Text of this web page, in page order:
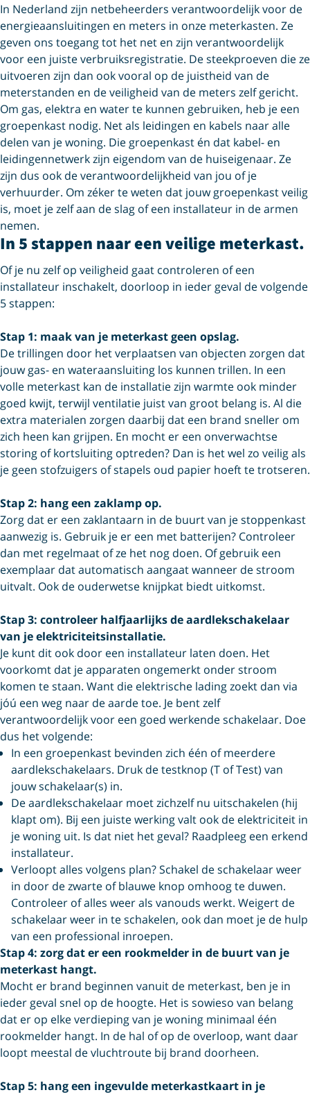
In Nederland zijn netbeheerders verantwoordelijk voor de
energieaansluitingen en meters in onze meterkasten. Ze
geven ons toegang tot het net en zijn verantwoordelijk
voor een juiste verbruiksregistratie. De steekproeven die ze
uitvoeren zijn dan ook vooral op de juistheid van de
meterstanden en de veiligheid van de meters zelf gericht.
Om gas, elektra en water te kunnen gebruiken, heb je een
groepenkast nodig. Net als leidingen en kabels naar alle
delen van je woning. Die groepenkast én dat kabel- en
leidingennetwerk zijn eigendom van de huiseigenaar. Ze
zijn dus ook de verantwoordelijkheid van jou of je
verhuurder. Om zéker te weten dat jouw groepenkast veilig
is, moet je zelf aan de slag of een installateur in de armen
nemen.
In 5 stappen naar een veilige meterkast.
Of je nu zelf op veiligheid gaat controleren of een
installateur inschakelt, doorloop in ieder geval de volgende
5 stappen:
Stap 1: maak van je meterkast geen opslag.
De trillingen door het verplaatsen van objecten zorgen dat
jouw gas- en wateraansluiting los kunnen trillen. In een
volle meterkast kan de installatie zijn warmte ook minder
goed kwijt, terwijl ventilatie juist van groot belang is. Al die
extra materialen zorgen daarbij dat een brand sneller om
zich heen kan grijpen. En mocht er een onverwachtse
storing of kortsluiting optreden? Dan is het wel zo veilig als
je geen stofzuigers of stapels oud papier hoeft te trotseren.
Stap 2: hang een zaklamp op.
Zorg dat er een zaklantaarn in de buurt van je stoppenkast
aanwezig is. Gebruik je er een met batterijen? Controleer
dan met regelmaat of ze het nog doen. Of gebruik een
exemplaar dat automatisch aangaat wanneer de stroom
uitvalt. Ook de ouderwetse knijpkat biedt uitkomst.
Stap 3: controleer halfjaarlijks de aardlekschakelaar
van je elektriciteitsinstallatie.
Je kunt dit ook door een installateur laten doen. Het
voorkomt dat je apparaten ongemerkt onder stroom
komen te staan. Want die elektrische lading zoekt dan via
jóú een weg naar de aarde toe. Je bent zelf
verantwoordelijk voor een goed werkende schakelaar. Doe
dus het volgende:
In een groepenkast bevinden zich één of meerdere
aardlekschakelaars. Druk de testknop (T of Test) van
jouw schakelaar(s) in.
De aardlekschakelaar moet zichzelf nu uitschakelen (hij
klapt om). Bij een juiste werking valt ook de elektriciteit in
je woning uit. Is dat niet het geval? Raadpleeg een erkend
installateur.
Verloopt alles volgens plan? Schakel de schakelaar weer
in door de zwarte of blauwe knop omhoog te duwen.
Controleer of alles weer als vanouds werkt. Weigert de
schakelaar weer in te schakelen, ook dan moet je de hulp
van een professional inroepen.
Stap 4: zorg dat er een rookmelder in de buurt van je
meterkast hangt.
Mocht er brand beginnen vanuit de meterkast, ben je in
ieder geval snel op de hoogte. Het is sowieso van belang
dat er op elke verdieping van je woning minimaal één
rookmelder hangt. In de hal of op de overloop, want daar
loopt meestal de vluchtroute bij brand doorheen.
Stap 5: hang een ingevulde meterkastkaart in je